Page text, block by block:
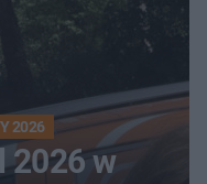
2026
2026 w